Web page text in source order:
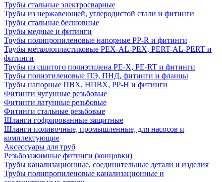
Трубы стальные электросварные
Трубы из нержавеющей, углеродистой стали и фитинги
Трубы стальные бесшовные
Трубы медные и фитинги
Трубы полипропиленовые напорные PP-R и фитинги
Трубы металлопластиковые PEX-AL-PEX, PERT-AL-PERT и
фитинги
Трубы из сшитого полиэтилена PE-X, PE-RT и фитинги
Трубы полиэтиленовые ПЭ, ПНД, фитинги и фланцы
Трубы напорные ПВХ, НПВХ, PP-H и фитинги
Фитинги чугунные резьбовые
Фитинги латунные резьбовые
Фитинги стальные резьбовые
Шланги гофрированные защитные
Шланги поливочные, промышленные, для насосов и
комплектующие
Аксессуары для труб
Резьбозажимные фитинги (концовки)
Трубы канализационные, соединительные детали и изделия
Трубы полипропиленовые канализационные и